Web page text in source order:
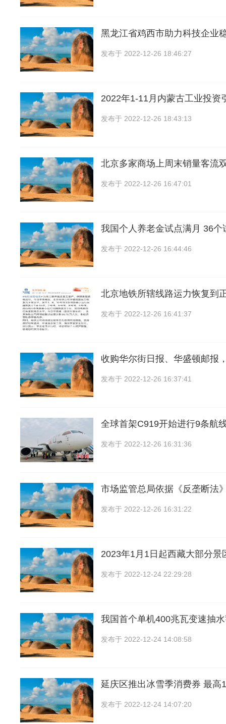
黑龙江省鸡西市助力科技企业
发布于 2022-12-26 18:46:27
2022年1-11月内蒙古工业投资
发布于 2022-12-26 18:43:13
北京多家商场上周末销量客流
发布于 2022-12-26 16:47:01
我国个人养老金试点满月 36个
发布于 2022-12-26 16:44:46
北京地铁所辖线路运力恢复到
发布于 2022-12-26 16:41:37
收购华尔街日报、华盛顿邮报
发布于 2022-12-26 16:37:41
全球首架C919开始进行9条航
发布于 2022-12-26 16:31:36
市场监管总局依据《反垄断法
发布于 2022-12-26 16:31:22
2023年1月1日起西藏大部分景
发布于 2022-12-24 22:29:28
我国首个单机400兆瓦变速抽
发布于 2022-12-24 14:08:58
延庆区推出冰雪季消费券 最高
发布于 2022-12-24 14:07:20